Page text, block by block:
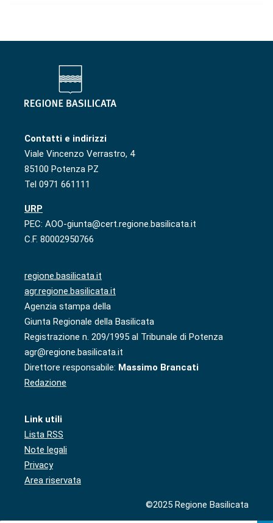
Contatti e indirizzi
Viale Vincenzo Verrastro, 4
85100 Potenza PZ
Tel 0971 661111
URP
PEC: AOO-giunta@cert.regione.basilicata.it
C.F. 80002950766
regione.basilicata.it
agr.regione.basilicata.it
Agenzia stampa della
Giunta Regionale della Basilicata
Registrazione n. 209/1995 al Tribunale di Potenza
agr@regione.basilicata.it
Direttore responsabile: Massimo Brancati
Redazione
Link utili
Lista RSS
Note legali
Privacy
Area riservata
©2025 Regione Basilicata